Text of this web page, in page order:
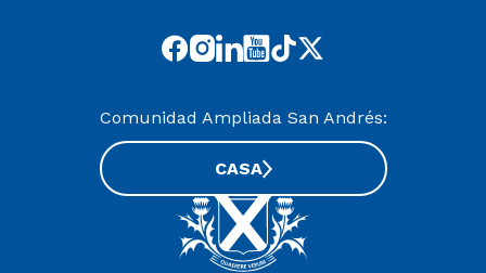
Comunidad Ampliada San Andrés:
CASA